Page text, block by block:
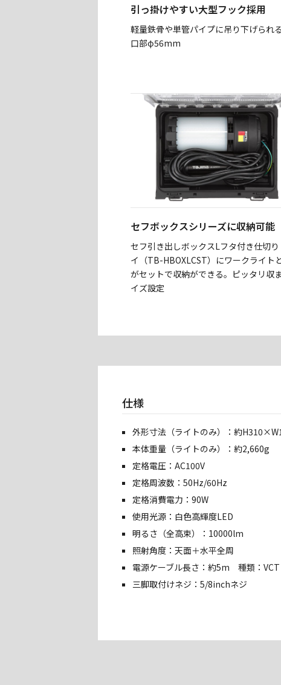
引っ掛けやすい大型フック採用
軽量鉄骨や単管パイプに吊り下げられ
口部φ56mm
セフボックスシリーズに収納可能
セフ引き出しボックスLフタ付き仕切り
イ（TB-HBOXLCST）にワークライト
がセットで収納ができる。ピッタリ収
イズ設定
仕様
外形寸法（ライトのみ）：約
本体重量（ライトのみ）：約2,660g
定格電圧：AC100V
定格周波数：50Hz/60Hz
定格消費電力：90W
使用光源：白色高輝度LED
明るさ（全高束）：10000lm
照射角度：天面＋水平全周
電源ケーブル長さ：約5m 種類：
三脚取付けネジ：5/8inchネジ